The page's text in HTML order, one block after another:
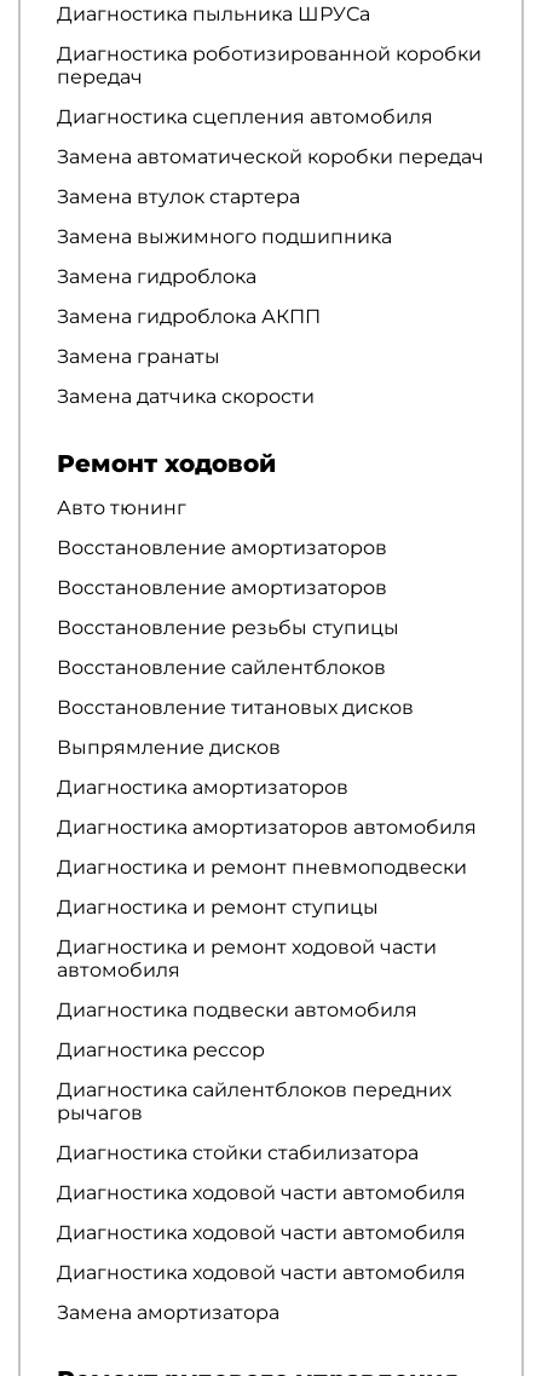
Диагностика пыльника ШРУСа
Диагностика роботизированной коробки
передач
Диагностика сцепления автомобиля
Замена автоматической коробки передач
Замена втулок стартера
Замена выжимного подшипника
Замена гидроблока
Замена гидроблока АКПП
Замена гранаты
Замена датчика скорости
Ремонт ходовой
Авто тюнинг
Восстановление амортизаторов
Восстановление амортизаторов
Восстановление резьбы ступицы
Восстановление сайлентблоков
Восстановление титановых дисков
Выпрямление дисков
Диагностика амортизаторов
Диагностика амортизаторов автомобиля
Диагностика и ремонт пневмоподвески
Диагностика и ремонт ступицы
Диагностика и ремонт ходовой части
автомобиля
Диагностика подвески автомобиля
Диагностика рессор
Диагностика сайлентблоков передних
рычагов
Диагностика стойки стабилизатора
Диагностика ходовой части автомобиля
Диагностика ходовой части автомобиля
Диагностика ходовой части автомобиля
Замена амортизатора